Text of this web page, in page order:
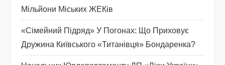
а
п
и
Мільйони Міських ЖЕКів
«Сімейний Підряд» У Погонах: Що Приховує
Дружина Київського «титанівця» Бондаренка?